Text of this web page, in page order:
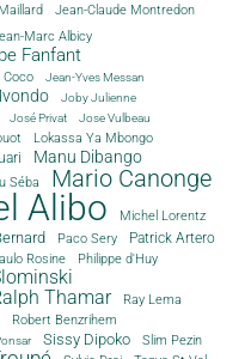
Jean-Claude Montredon
Marc Albicy
Fanfant
Coco Jean-Yves Messan
Joby Julienne
José Privat Jose Vulbeau
Lokassa Ya Mbongo
Manu Dibango
Séba Mario Canonge
Alibo Michel Lorentz
Paco Sery
Patrick Artero
Rosine
Philippe d'Huy
Thamar
Ray Lema
Robert Benzrihem
Sissy Dipoko Slim Pezin